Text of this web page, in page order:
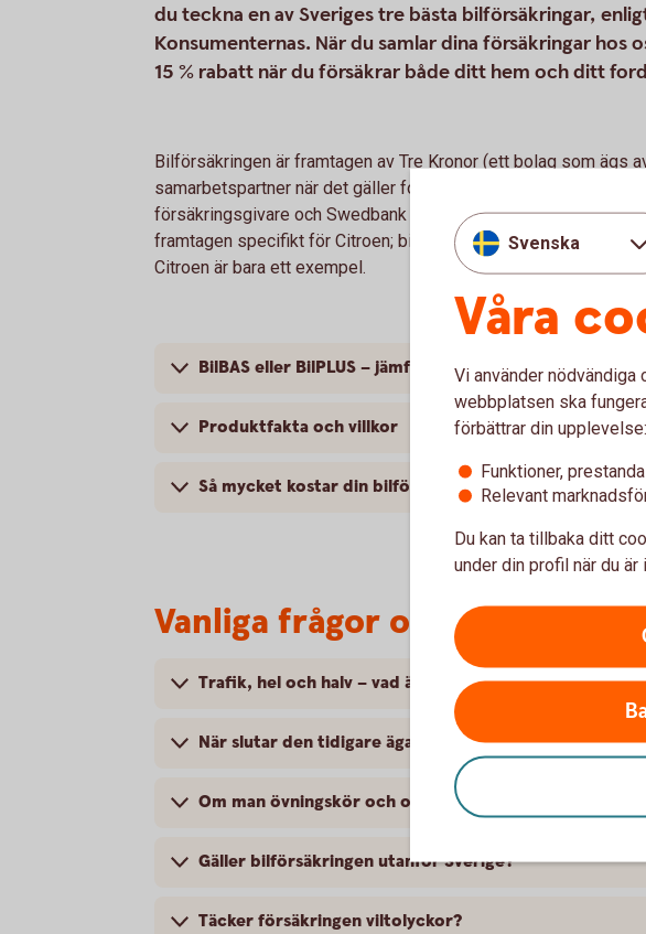
du teckna en av Sveriges tre bästa bilförsäkringar,
Konsumenternas. När du samlar dina försäkringar hos
15 % rabatt när du försäkrar både ditt hem och ditt
Bilförsäkringen är framtagen av Tre Kronor (ett bolag som ägs
samarbetspartner när det gäller fordonsförsäkringar. Tre Kronor
försäkringsgivare och Swedbank är försäkringsförmedlare.
framtagen specifikt för Citroen; bilförsäkringen vi erbjuder kan
Citroen är bara ett exempel.
BilBAS eller BilPLUS – jämför innehåll
Produktfakta och villkor
Så mycket kostar din bilförsäkring
Vanliga frågor om att
Trafik, hel och halv – vad är det för skillnad på
När slutar den tidigare ägarens försäkring att gälla?
Om man övningskör och olyckan är framme, täcker
Gäller bilförsäkringen utanför Sverige?
Täcker försäkringen viltolyckor?
Svenska
Våra
Vi använder
webbplatsen ska
förbättrar din upplevelse:
Funktioner,
Relevant
Du kan ta tillbaka ditt
under din profil när du är